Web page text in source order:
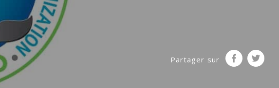
Partager sur